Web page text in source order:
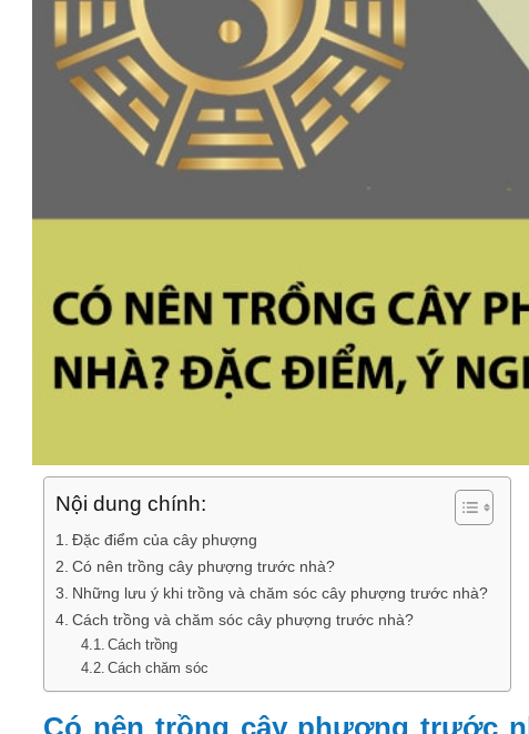
Nội dung chính:
Đặc điểm của cây phượng
Có nên trồng cây phượng trước nhà?
Những lưu ý khi trồng và chăm sóc cây phượng trước nhà?
Cách trồng và chăm sóc cây phượng trước nhà?
Cách trồng
Cách chăm sóc
Có nên trồng cây phượng trước